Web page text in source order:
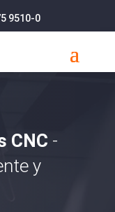
9510-0
CNC -
y